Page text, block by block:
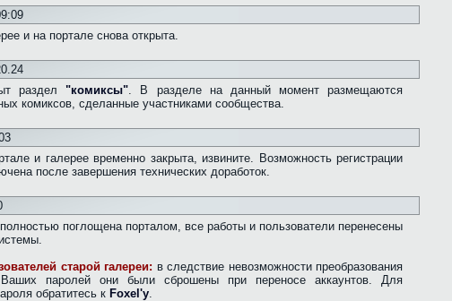
и на портале снова открыта.
раздел"комиксы". В разделе на данный момент размещаются
комиксов, сделанные участниками сообщества.
и галерее временно закрыта, извините. Возможность регистрации
после завершения технических доработок.
поглощена порталом, все работы и пользователи перенесены
старой галереи: в следствие невозможности преобразования
Ваших паролей они были сброшены при переносе аккаунтов. Для
обратитесь к Foxel'у.